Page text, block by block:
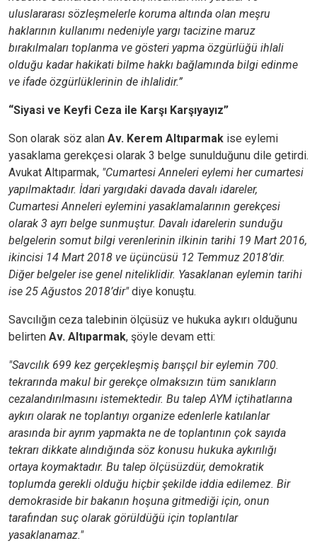
uluslararası sözleşmelerle koruma altında olan meşru
haklarının kullanımı nedeniyle yargı tacizine maruz
bırakılmaları toplanma ve gösteri yapma özgürlüğü ihlali
olduğu kadar hakikati bilme hakkı bağlamında bilgi edinme
ve ifade özgürlüklerinin de ihlalidir.”
“Siyasi ve Keyfi Ceza ile Karşı Karşıyayız”
Son olarak söz alan Av. Kerem Altıparmak ise eylemi
yasaklama gerekçesi olarak 3 belge sunulduğunu dile getirdi.
Avukat Altıparmak, "Cumartesi Anneleri eylemi her cumartesi
yapılmaktadır. İdari yargıdaki davada davalı idareler,
Cumartesi Anneleri eylemini yasaklamalarının gerekçesi
olarak 3 ayrı belge sunmuştur. Davalı idarelerin sunduğu
belgelerin somut bilgi verenlerinin ilkinin tarihi 19 Mart 2016,
ikincisi 14 Mart 2018 ve üçüncüsü 12 Temmuz 2018’dir.
Diğer belgeler ise genel niteliklidir. Yasaklanan eylemin tarihi
ise 25 Ağustos 2018’dir"diye konuştu.
Savcılığın ceza talebinin ölçüsüz ve hukuka aykırı olduğunu
belirten Av. Altıparmak, şöyle devam etti:
"Savcılık 699 kez gerçekleşmiş barışçıl bir eylemin 700.
tekrarında makul bir gerekçe olmaksızın tüm sanıkların
cezalandırılmasını istemektedir. Bu talep AYM içtihatlarına
aykırı olarak ne toplantıyı organize edenlerle katılanlar
arasında bir ayrım yapmakta ne de toplantının çok sayıda
tekrarı dikkate alındığında söz konusu hukuka aykırılığı
ortaya koymaktadır. Bu talep ölçüsüzdür, demokratik
toplumda gerekli olduğu hiçbir şekilde iddia edilemez. Bir
demokraside bir bakanın hoşuna gitmediği için, onun
tarafından suç olarak görüldüğü için toplantılar
yasaklanamaz."